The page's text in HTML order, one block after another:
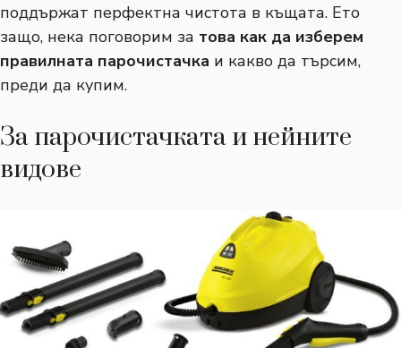
поддържат перфектна чистота в къщата. Ето
защо, нека поговорим за това как да изберем
правилната парочистачка и какво да търсим,
преди да купим.
За парочистачката и нейните
видове